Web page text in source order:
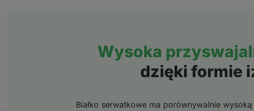
Wysoka
dzięki formie
Białko serwatkowe ma porównywalnie